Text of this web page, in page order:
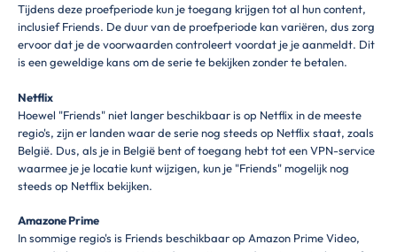
Tijdens deze proefperiode kun je toegang krijgen tot al hun content,
inclusief Friends. De duur van de proefperiode kan variëren, dus zorg
ervoor dat je de voorwaarden controleert voordat je je aanmeldt. Dit
is een geweldige kans om de serie te bekijken zonder te betalen.
Netflix
Hoewel "Friends" niet langer beschikbaar is op Netflix in de meeste
regio's, zijn er landen waar de serie nog steeds op Netflix staat, zoals
België. Dus, als je in België bent of toegang hebt tot een VPN-service
waarmee je je locatie kunt wijzigen, kun je "Friends" mogelijk nog
steeds op Netflix bekijken.
Amazone Prime
In sommige regio's is Friends beschikbaar op Amazon Prime Video,